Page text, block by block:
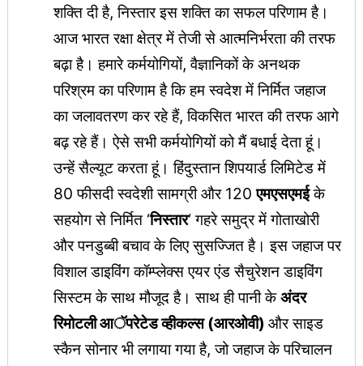
शक्ति दी है, निस्तार इस शक्ति का सफल परिणाम है।
आज भारत रक्षा क्षेत्र में तेजी से आत्मनिर्भरता की तरफ
बढ़ा है। हमारे कर्मयोगियों, वैज्ञानिकों के अनथक
परिश्रम का परिणाम है कि हम स्वदेश में निर्मित जहाज
का जलावतरण कर रहे हैं, विकसित भारत की तरफ आगे
बढ़ रहे हैं। ऐसे सभी कर्मयोगियों को मैं बधाई देता हूं।
उन्हें सैल्यूट करता हूं। हिंदुस्तान शिपयार्ड लिमिटेड में
80 फीसदी स्वदेशी सामग्री और 120एमएसएमईके
सहयोग से निर्मित ‘निस्तार‘ गहरे समुद्र में गोताखोरी
और पनडुब्बी बचाव के लिए सुसज्जित है। इस जहाज पर
विशाल डाइविंग कॉम्प्लेक्स एयर एंड सैचुरेशन डाइविंग
सिस्टम के साथ मौजूद है। साथ ही पानी केअंदर
रिमोटली आॅपरेटेड व्हीकल्स (आरओवी) और साइड
स्कैन सोनार भी लगाया गया है, जो जहाज के परिचालन